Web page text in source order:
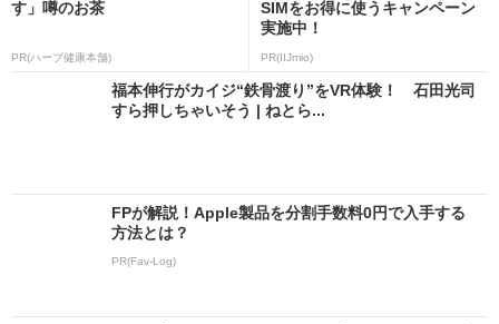
す」噂のお茶
PR(ハーブ健康本舗)
SIMをお得に使うキャンペーン
実施中！
PR(IIJmio)
福本伸行がカイジ“鉄骨渡り”をVR体験！ 石田光司
すら押しちゃいそう | ねとら...
FPが解説！Apple製品を分割手数料0円で入手する
方法とは？
PR(Fav-Log)